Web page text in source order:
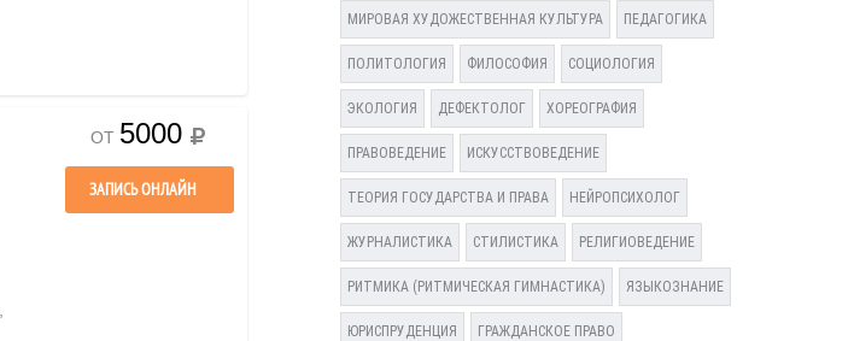
ОТ 5000
ЗАПИСЬ ОНЛАЙН
МИРОВАЯ ХУДОЖЕСТВЕННАЯ КУЛЬТУРА ПЕДАГОГИКА
ПОЛИТОЛОГИЯ ФИЛОСОФИЯ СОЦИОЛОГИЯ
ЭКОЛОГИЯ ДЕФЕКТОЛОГ ХОРЕОГРАФИЯ
ПРАВОВЕДЕНИЕ ИСКУССТВОВЕДЕНИЕ
ТЕОРИЯ ГОСУДАРСТВА И ПРАВА НЕЙРОПСИХОЛОГ
ЖУРНАЛИСТИКА СТИЛИСТИКА РЕЛИГИОВЕДЕНИЕ
РИТМИКА (РИТМИЧЕСКАЯ ГИМНАСТИКА) ЯЗЫКОЗНАНИЕ
ЮРИСПРУДЕНЦИЯ ГРАЖДАНСКОЕ ПРАВО